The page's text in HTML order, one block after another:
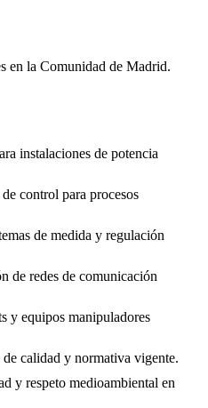
en la Comunidad de Madrid.
instalaciones de potencia
control para procesos
de medida y regulación
de redes de comunicación
y equipos manipuladores
calidad y normativa vigente.
y respeto medioambiental en